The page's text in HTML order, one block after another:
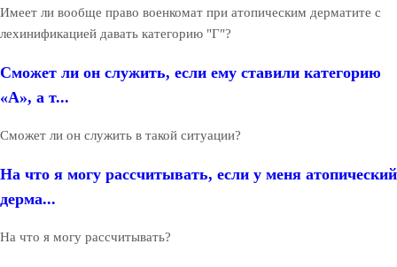
Имеет ли вообще право военкомат при атопическим дерматите с
лехинификацией давать категорию "Г"?
Сможет ли он служить, если ему ставили категорию
«А», а т...
Сможет ли он служить в такой ситуации?
На что я могу рассчитывать, если у меня атопический
дерма...
На что я могу рассчитывать?